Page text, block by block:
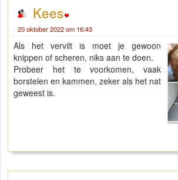
Kees
20 oktober 2022 om 16:43
Als het vervilt is moet je gewoon
knippen of scheren, niks aan te doen.
Probeer het te voorkomen, vaak
borstelen en kammen, zeker als het nat
geweest is.